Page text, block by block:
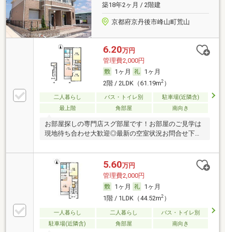
築18年2ヶ月 / 2階建
京都府京丹後市峰山町荒山
6.20万円
管理費2,000円
1ヶ月
1ヶ月
2階 / 2LDK（61.19m2）
二人暮らし バス・トイレ別
駐車場(近隣含)
最上階
角部屋 南向き
お部屋探しの専門店スグ部屋です！お部屋のご見学は
現地待ち合わせ大歓迎◎最新の空室状況お問合せ下さ
5.60万円
管理費2,000円
1ヶ月
1ヶ月
1階 / 1LDK（44.52m2）
一人暮らし 二人暮らし
バス・トイレ別
駐車場(近隣含)
角部屋 南向き